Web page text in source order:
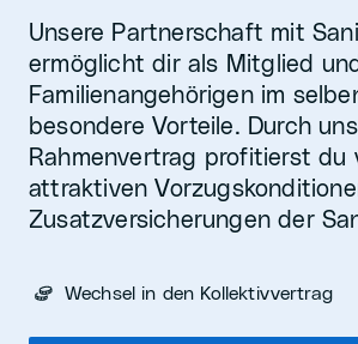
Unsere Partnerschaft mit
ermöglicht dir als Mitglied
Familienangehörigen im
besondere Vorteile. Durch
Rahmenvertrag profitierst du
attraktiven
Zusatzversicherungen der
Wechsel in den Kollektivvertrag